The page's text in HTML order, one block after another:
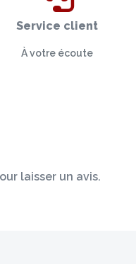
Service client
À votre écoute
laisser un avis.